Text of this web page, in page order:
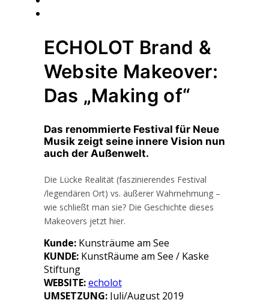
ECHOLOT Brand &
Website Makeover:
Das „Making of“
Das renommierte Festival für Neue
Musik zeigt seine innere Vision nun
auch der Außenwelt.
Die Lücke Realität (faszinierendes Festival
/legendären Ort) vs. äußerer Wahrnehmung –
wie schließt man sie? Die Geschichte dieses
Makeovers jetzt hier.
Kunde:Kunsträume am See
KUNDE: KunstRäume am See / Kaske
Stiftung
WEBSITE:echolot
UMSETZUNG: Juli/August 2019